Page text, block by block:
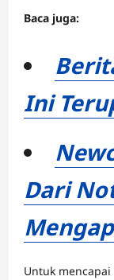
Baca juga:
Ini
Dari
Untuk